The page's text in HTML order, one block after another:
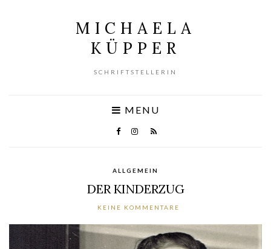
MICHAELA
KÜPPER
SCHRIFTSTELLERIN
MENU
ALLGEMEIN
DER KINDERZUG
KEINE KOMMENTARE